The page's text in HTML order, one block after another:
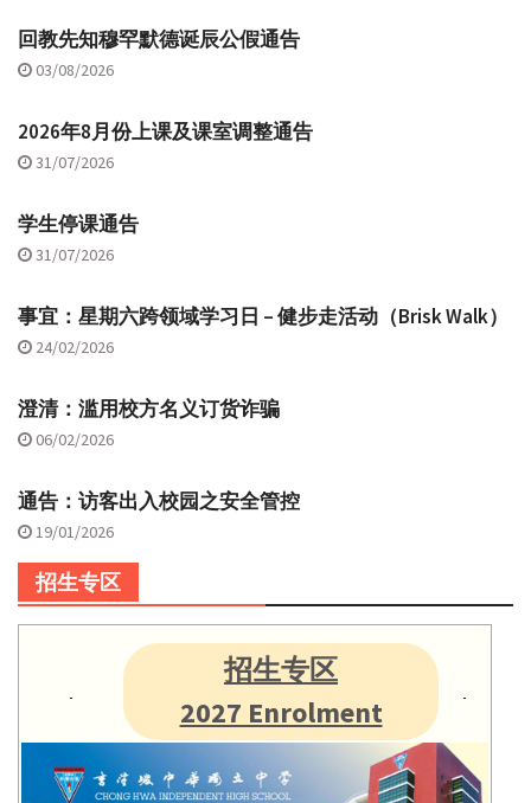
回教先知穆罕默德诞辰公假通告
03/08/2026
2026年8月份上课及课室调整通告
31/07/2026
学生停课通告
31/07/2026
事宜：星期六跨领域学习日 – 健步走活动（Brisk Walk）
24/02/2026
澄清：滥用校方名义订货诈骗
06/02/2026
通告：访客出入校园之安全管控
19/01/2026
招生专区
招生专区
2027 Enrolment